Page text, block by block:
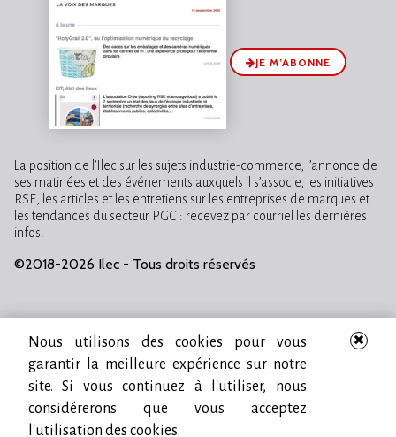
JE M’ABONNE
La position de l’Ilec sur les sujets industrie-commerce, l’annonce de
ses matinées et des événements auxquels il s’associe, les initiatives
RSE, les articles et les entretiens sur les entreprises de marques et
les tendances du secteur PGC : recevez par courriel les dernières
infos.
©2018-2026 Ilec - Tous droits réservés
Nous utilisons des cookies pour vous
garantir la meilleure expérience sur notre
site. Si vous continuez à l'utiliser, nous
considérerons que vous acceptez
l'utilisation des cookies.